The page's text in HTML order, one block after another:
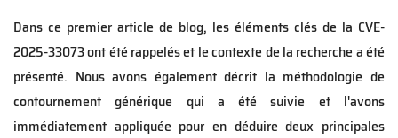
Dans ce premier article de blog, les éléments clés de la CVE-
2025-33073 ont été rappelés et le contexte de la recherche a été
présenté. Nous avons également décrit la méthodologie de
contournement générique qui a été suivie et l'avons
immédiatement appliquée pour en déduire deux principales